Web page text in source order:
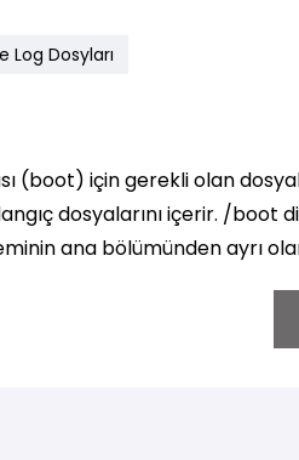
Log Dosyları
(boot) için gerekli olan
dosyalarını içerir. /boot
ana bölümünden ayrı